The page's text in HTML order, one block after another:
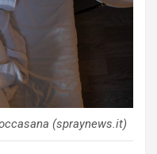
(spraynews.it)